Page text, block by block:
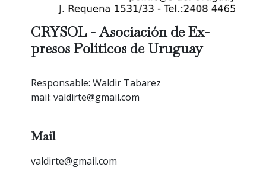
CRYSOL - Asociación de Ex-
presos Políticos de Uruguay
Responsable: Waldir Tabarez
mail:valdirte@gmail.com
Mail
valdirte@gmail.com